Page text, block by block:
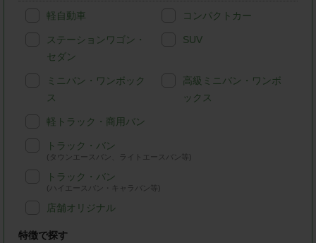
軽自動車 コンパクトカー
ステーションワゴン・
セダン
SUV
ミニバン・ワンボック
ス
高級ミニバン・ワンボ
ックス
軽トラック・商用バン
トラック・バン
(タウンエースバン、ライトエースバン等)
トラック・バン
(ハイエースバン・キャラバン等)
店舗オリジナル
特徴で探す